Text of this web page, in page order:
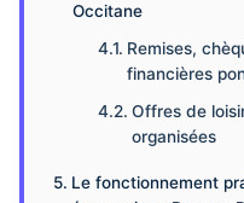
Occitane
Remises,
financières
Offres de
organisées
Le fonctionnement